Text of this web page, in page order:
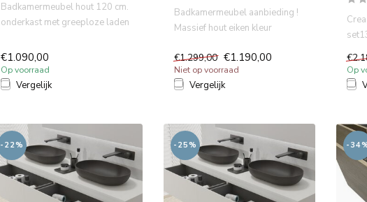
Badkamermeubel hout 120 cm.
onderkast met greeploze laden
€1.090,00
Op voorraad
Vergelijk
Badkamermeubel aanbieding !
Massief hout eiken kleur
€1.299,00 €1.190,00
Niet op voorraad
Vergelijk
Op
-22% -25% -